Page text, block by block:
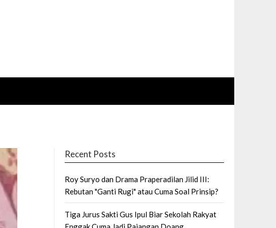
Recent Posts
Roy Suryo dan Drama Praperadilan Jilid III:
Rebutan "Ganti Rugi" atau Cuma Soal Prinsip?
Tiga Jurus Sakti Gus Ipul Biar Sekolah Rakyat